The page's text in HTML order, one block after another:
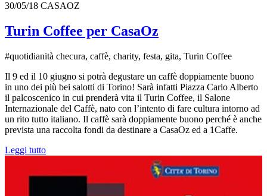
30/05/18 CASAOZ
Turin Coffee per CasaOz
#quotidianità checura, caffè, charity, festa, gita, Turin Coffee
Il 9 ed il 10 giugno si potrà degustare un caffè doppiamente buono
in uno dei più bei salotti di Torino! Sarà infatti Piazza Carlo Alberto
il palcoscenico in cui prenderà vita il Turin Coffee, il Salone
Internazionale del Caffè, nato con l’intento di fare cultura intorno ad
un rito tutto italiano. Il caffè sarà doppiamente buono perché è anche
prevista una raccolta fondi da destinare a CasaOz ed a 1Caffe.
Leggi tutto